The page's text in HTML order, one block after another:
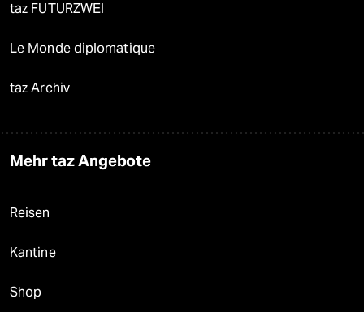
taz FUTURZWEI
Le Monde diplomatique
taz Archiv
Mehr taz Angebote
Reisen
Kantine
Shop